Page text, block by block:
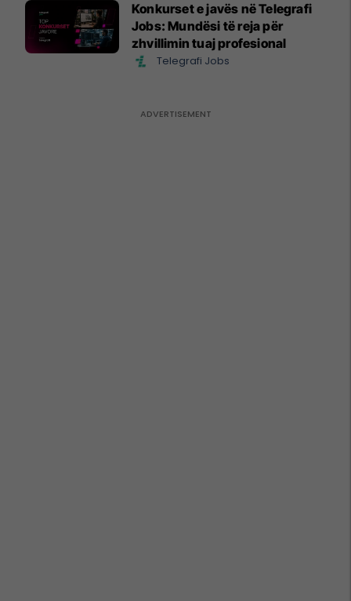
Konkurset e javës në Telegrafi
Jobs: Mundësi të reja për
zhvillimin tuaj profesional
Telegrafi Jobs